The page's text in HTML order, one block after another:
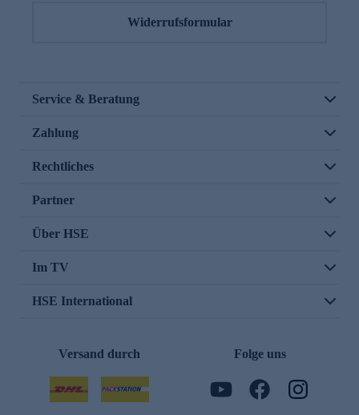
Widerrufsformular
Service & Beratung
Zahlung
Rechtliches
Partner
Über HSE
Im TV
HSE International
Versand durch Folge uns